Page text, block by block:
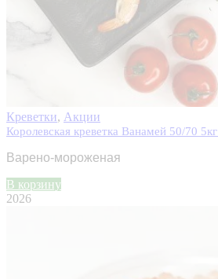
Креветки, Акции
Королевская креветка Ванамей 50/70 5кг
Варено-мороженая
В корзину
2026